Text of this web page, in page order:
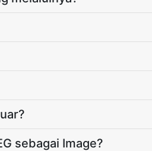
sebagai Image?